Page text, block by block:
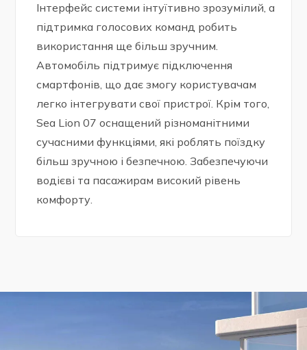
Інтерфейс системи інтуїтивно зрозумілий, а
підтримка голосових команд робить
використання ще більш зручним.
Автомобіль підтримує підключення
смартфонів, що дає змогу користувачам
легко інтегрувати свої пристрої. Крім того,
Sea Lion 07 оснащений різноманітними
сучасними функціями, які роблять поїздку
більш зручною і безпечною. Забезпечуючи
водієві та пасажирам високий рівень
комфорту.